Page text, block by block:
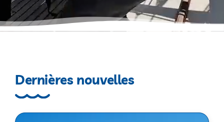
Dernières nouvelles